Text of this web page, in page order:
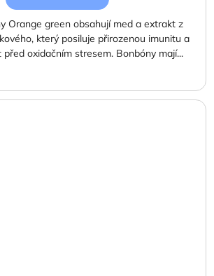
Orange green obsahují med a extrakt z
který posiluje přirozenou imunitu a
oxidačním stresem. Bonbóny mají...